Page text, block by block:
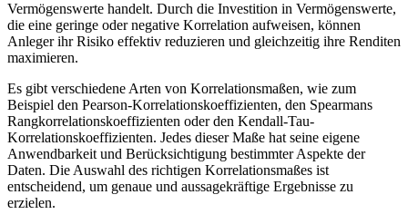
Vermögenswerte handelt. Durch die Investition in Vermögenswerte,
die eine geringe oder negative Korrelation aufweisen, können
Anleger ihr Risiko effektiv reduzieren und gleichzeitig ihre Renditen
maximieren.
Es gibt verschiedene Arten von Korrelationsmaßen, wie zum
Beispiel den Pearson-Korrelationskoeffizienten, den Spearmans
Rangkorrelationskoeffizienten oder den Kendall-Tau-
Korrelationskoeffizienten. Jedes dieser Maße hat seine eigene
Anwendbarkeit und Berücksichtigung bestimmter Aspekte der
Daten. Die Auswahl des richtigen Korrelationsmaßes ist
entscheidend, um genaue und aussagekräftige Ergebnisse zu
erzielen.